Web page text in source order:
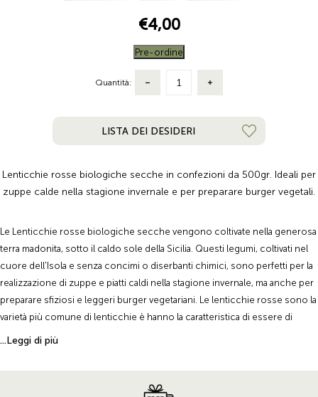
€4,00
Pre-ordine
Quantità:
LISTA DEI DESIDERI
Lenticchie rosse biologiche secche in confezioni da 500gr. Ideali per
zuppe calde nella stagione invernale e per preparare burger vegetali.
Le Lenticchie rosse biologiche secche vengono coltivate nella generosa
terra madonita, sotto il caldo sole della Sicilia. Questi legumi, coltivati nel
cuore dell'Isola e senza concimi o diserbanti chimici, sono perfetti per la
realizzazione di zuppe e piatti caldi nella stagione invernale, ma anche per
preparare sfiziosi e leggeri burger vegetariani. Le lenticchie rosse sono la
varietà più comune di lenticchie è hanno la caratteristica di essere di
dimensioni più piccole e dal cuore tenero, richiedendo, quindi, tempi di
biologiche secche hanno il gusto autentico mediterraneo e ricordano ad
ogni boccone l'antica tradizione contadina siciliana.
...Leggi di più